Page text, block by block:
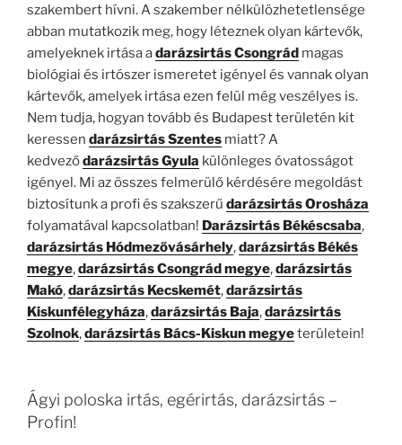
szakembert hívni. A szakember nélkülözhetetlensége
abban mutatkozik meg, hogy léteznek olyan kártevők,
amelyeknek irtása adarázsirtás Csongrád magas
biológiai és irtószer ismeretet igényel és vannak olyan
kártevők, amelyek irtása ezen felül még veszélyes is.
Nem tudja, hogyan tovább és Budapest területén kit
keressen darázsirtás Szentes miatt? A
kedveződarázsirtás Gyula különleges óvatosságot
igényel. Mi az összes felmerülő kérdésére megoldást
biztosítunk a profi és szakszerű darázsirtás Orosháza
folyamatával kapcsolatban! Darázsirtás Békéscsaba,
darázsirtás Hódmezővásárhely,darázsirtás Békés
megye,darázsirtás Csongrád megye,darázsirtás
Makó,darázsirtás Kecskemét,darázsirtás
Kiskunfélegyháza,darázsirtás Baja,darázsirtás
Szolnok,darázsirtás Bács-Kiskun megyeterületein!
Ágyi poloska irtás, egérirtás, darázsirtás –
Profin!